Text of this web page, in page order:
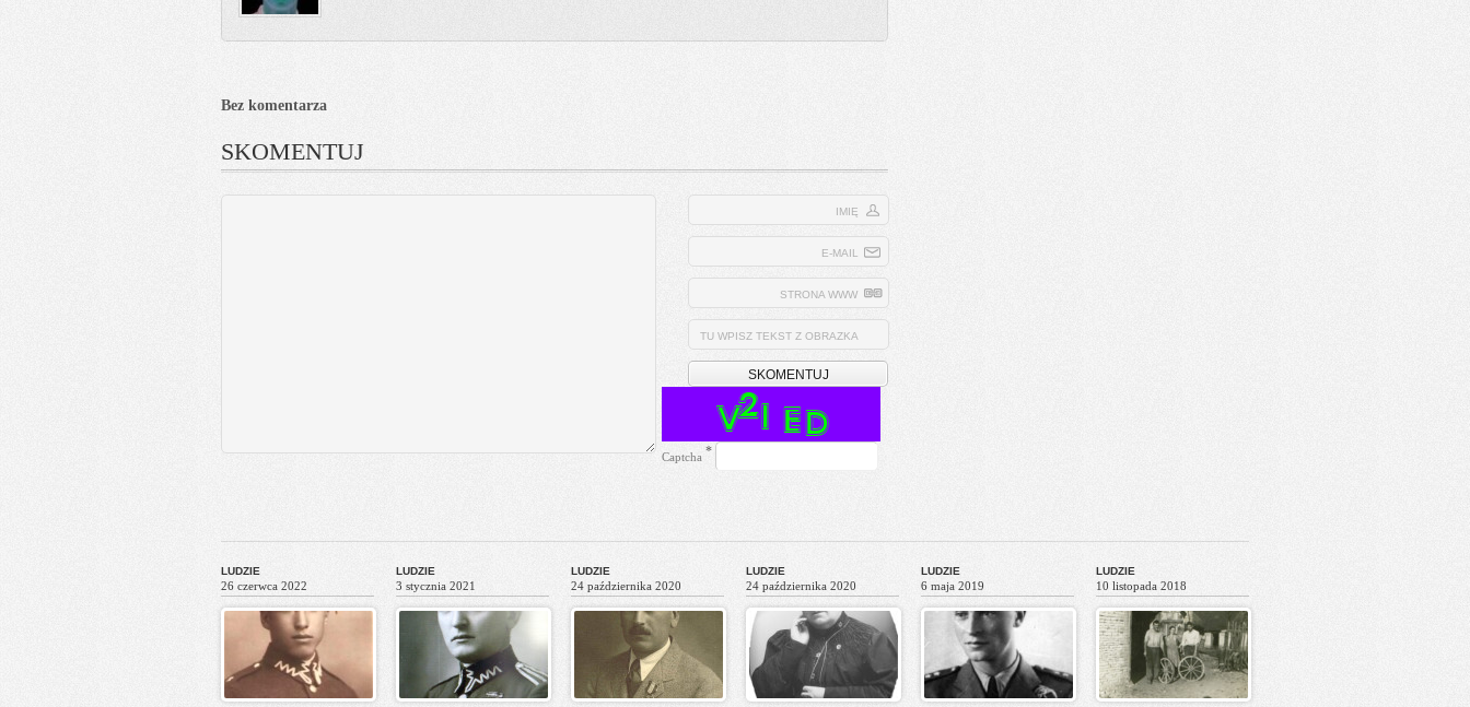
Bez komentarza
SKOMENTUJ
IMIĘ
E-MAIL
STRONA WWW
TU WPISZ TEKST Z OBRAZKA
Captcha *
LUDZIE
26 czerwca 2022
LUDZIE
3 stycznia 2021
LUDZIE
24 października 2020
LUDZIE
24 października 2020
LUDZIE
6 maja 2019
LUDZIE
10 listopada 2018